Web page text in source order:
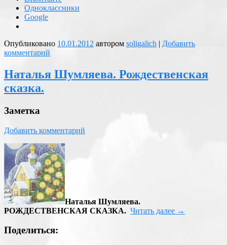
Одноклассники
Google
Опубликовано 10.01.2012 автором soligalich | Добавить
комментарий
Наталья Шумляева. Рождественская
сказка.
Заметка
Добавить комментарий
Наталья Шумляева.
РОЖДЕСТВЕНСКАЯ СКАЗКА. Читать далее →
Поделиться: